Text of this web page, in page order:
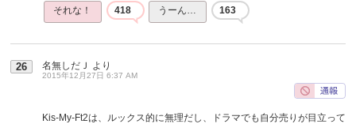
それな！ 418 うーん… 163
26 名無しだＪ より
2015年12月27日 6:37 AM
Kis-My-Ft2は、ルックス的に無理だし、ドラマでも自分売りが目立って